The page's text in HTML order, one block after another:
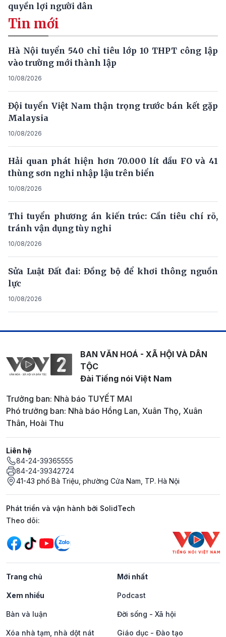
quyền lợi người dân
Tin mới
Hà Nội tuyển 540 chỉ tiêu lớp 10 THPT công lập
vào trường mới thành lập
10/08/2026
Đội tuyển Việt Nam thận trọng trước bán kết gặp
Malaysia
10/08/2026
Hải quan phát hiện hơn 70.000 lít dầu FO và 41
thùng sơn nghi nhập lậu trên biển
10/08/2026
Thi tuyển phương án kiến trúc: Cần tiêu chí rõ,
tránh vận dụng tùy nghi
10/08/2026
Sửa Luật Đất đai: Đồng bộ để khơi thông nguồn
lực
10/08/2026
BAN VĂN HOÁ - XÃ HỘI VÀ DÂN
TỘC
Đài Tiếng nói Việt Nam
Trưởng ban: Nhà báo TUYẾT MAI
Phó trưởng ban: Nhà báo Hồng Lan, Xuân Thọ, Xuân
Thân, Hoài Thu
Liên hệ
84-24-39365555
84-24-39342724
41-43 phố Bà Triệu, phường Cửa Nam, TP. Hà Nội
Phát triển và vận hành bởi SolidTech
Mạng xã hội
Theo dõi:
Trang chủ Mới nhất
Xem nhiều Podcast
Bàn và luận Đời sống - Xã hội
Xóa nhà tạm, nhà dột nát Giáo dục - Đào tạo